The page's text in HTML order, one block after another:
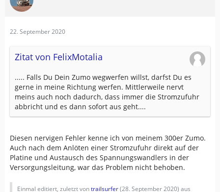
22. September 2020
Zitat von FelixMotalia
..... Falls Du Dein Zumo wegwerfen willst, darfst Du es
gerne in meine Richtung werfen. Mittlerweile nervt
meins auch noch dadurch, dass immer die Stromzufuhr
abbricht und es dann sofort aus geht....
Diesen nervigen Fehler kenne ich von meinem 300er Zumo.
Auch nach dem Anlöten einer Stromzufuhr direkt auf der
Platine und Austausch des Spannungswandlers in der
Versorgungsleitung, war das Problem nicht behoben.
Einmal editiert, zuletzt vontrailsurfer(28. September 2020) aus